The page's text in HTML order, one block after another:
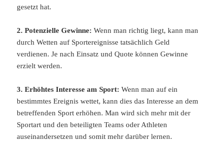
gesetzt hat.
2. Potenzielle Gewinne: Wenn man richtig liegt, kann man
durch Wetten auf Sportereignisse tatsächlich Geld
verdienen. Je nach Einsatz und Quote können Gewinne
erzielt werden.
3. Erhöhtes Interesse am Sport: Wenn man auf ein
bestimmtes Ereignis wettet, kann dies das Interesse an dem
betreffenden Sport erhöhen. Man wird sich mehr mit der
Sportart und den beteiligten Teams oder Athleten
auseinandersetzen und somit mehr darüber lernen.